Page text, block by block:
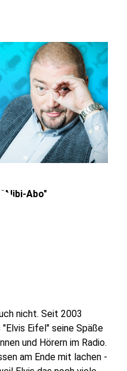
Abo"
nicht. Seit 2003
Eifel" seine Späße
und Hörern im Radio.
am Ende mit lachen -